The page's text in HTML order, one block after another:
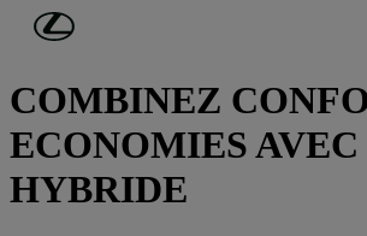
Passer au contenu principal
BUSINESS
COMBINEZ
ECONOMIES
HYBRIDE